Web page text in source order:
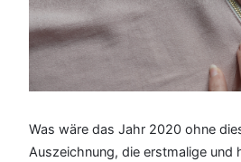
Was wäre das Jahr 2020 ohne
Auszeichnung, die erstmalige und